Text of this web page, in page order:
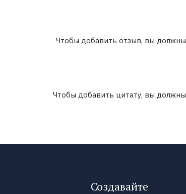
Чтобы добавить отзыв, вы должны
Чтобы добавить цитату, вы должны
Создавайте